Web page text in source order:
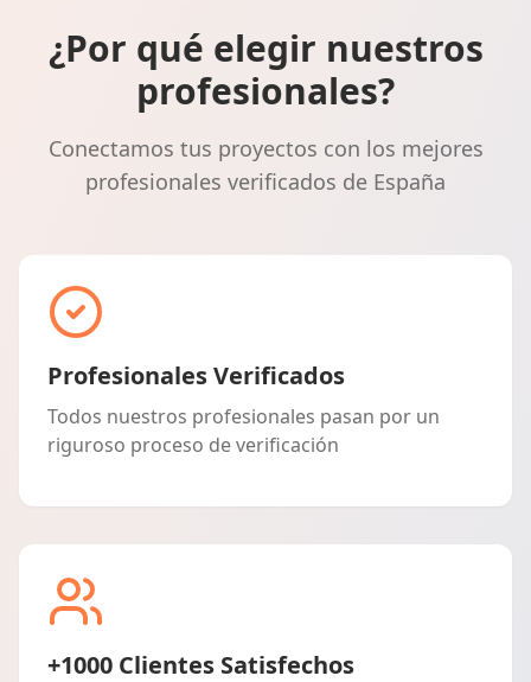
¿Por qué elegir nuestros
profesionales?
Conectamos tus proyectos con los mejores
profesionales verificados de España
Profesionales Verificados
Todos nuestros profesionales pasan por un
riguroso proceso de verificación
+1000 Clientes Satisfechos